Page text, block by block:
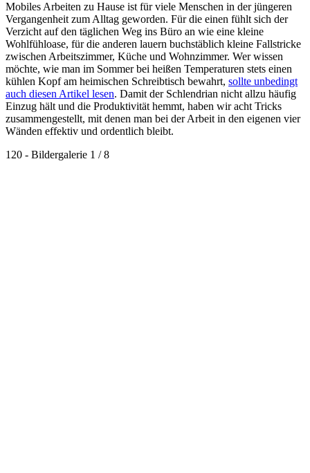
Mobiles Arbeiten zu Hause ist für viele Menschen in der jüngeren
Vergangenheit zum Alltag geworden. Für die einen fühlt sich der
Verzicht auf den täglichen Weg ins Büro an wie eine kleine
Wohlfühloase, für die anderen lauern buchstäblich kleine Fallstricke
zwischen Arbeitszimmer, Küche und Wohnzimmer. Wer wissen
möchte, wie man im Sommer bei heißen Temperaturen stets einen
kühlen Kopf am heimischen Schreibtisch bewahrt, sollte unbedingt
auch diesen Artikel lesen. Damit der Schlendrian nicht allzu häufig
Einzug hält und die Produktivität hemmt, haben wir acht Tricks
zusammengestellt, mit denen man bei der Arbeit in den eigenen vier
Wänden effektiv und ordentlich bleibt.
120 - Bildergalerie 1 / 8